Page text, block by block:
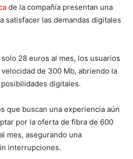
de la compañía presentan una
satisfacer las demandas digitales
solo 28 euros al mes, los usuarios
de 300 Mb, abriendo la
digitales.
que buscan una experiencia aún
por la oferta de fibra de 600
mes, asegurando una
interrupciones.